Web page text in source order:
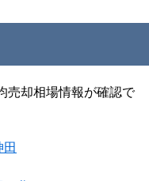
売却相場情報が確認で
田